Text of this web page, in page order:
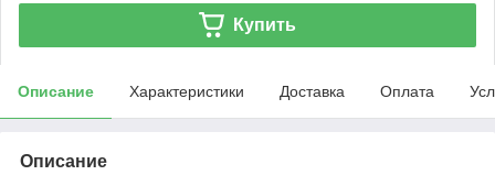
Купить
Описание Характеристики Доставка Оплата
Описание